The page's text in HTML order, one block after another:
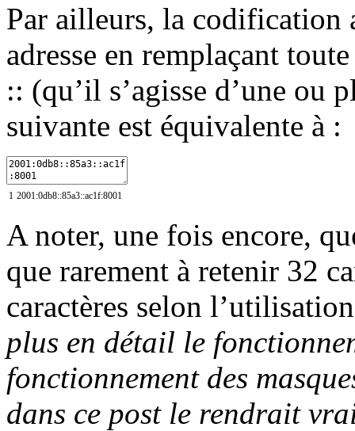
Par ailleurs, la codification
adresse en remplaçant
:: (qu’il s’agisse d’une ou
suivante est équivalente à :
1 2001 :0db8::85a3::ac1f:8001
A noter, une fois encore,
que rarement à retenir 32
caractères selon
plus en détail le
fonctionnement des
dans ce post le rendrait